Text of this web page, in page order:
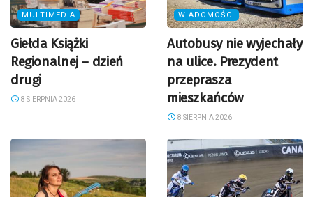
MULTIMEDIA
Giełda Książki
Regionalnej – dzień
drugi
8 SIERPNIA 2026
WIADOMOŚCI
Autobusy nie wyjechały
na ulice. Prezydent
przeprasza
mieszkańców
8 SIERPNIA 2026